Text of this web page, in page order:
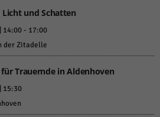
und Schatten
14:00- 17:00
der Zitadelle
für Trauernde in Aldenhoven
15:30